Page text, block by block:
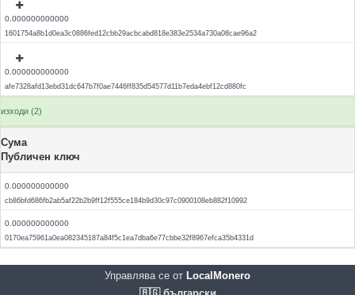
0.000000000000
1601754a8b1d0ea3c0886fed12cbb29acbcabd818e383e2534a730a08cae96a2
0.000000000000
afe7328afd13ebd31dc647b7f0ae7446ff835d54577d11b7eda4ebf12cd880fc
изходи (2)
Сума
Публичен ключ
0.000000000000
cb86bfd686fb2ab5af22b2b9ff12f555ce184b9d30c97c0900108eb882f10992
0.000000000000
0170ea75961a0ea082345187a84f5c1ea7dba6e77cbbe32f8967efca35b4331d
Управлява се от LocalMonero